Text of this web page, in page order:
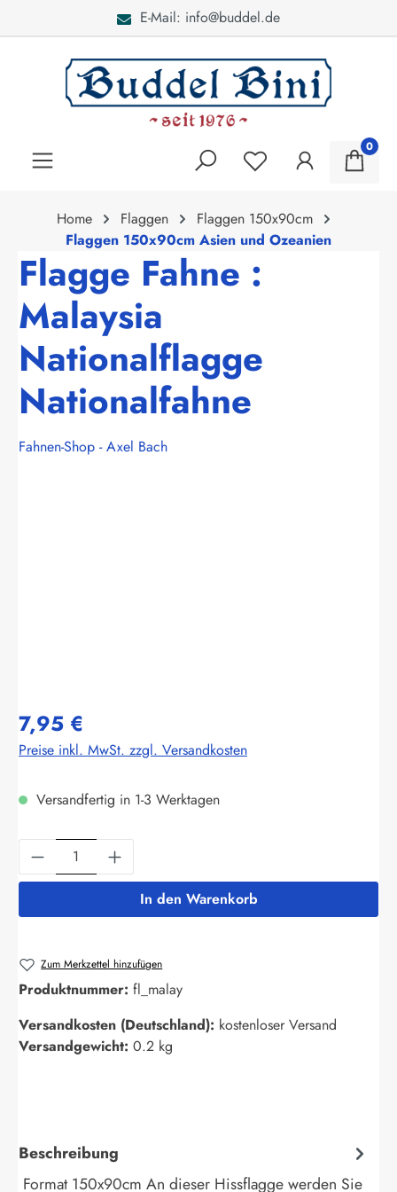
E-Mail: info@buddel.de
0
Home Flaggen
Flaggen 150x90cm
Flaggen 150x90cm Asien und Ozeanien
Flagge Fahne :
Malaysia
Nationalflagge
Nationalfahne
Fahnen-Shop - Axel Bach
7,95 €
Preise inkl. MwSt. zzgl. Versandkosten
Versandfertig in 1-3 Werktagen
Produkt Anzahl: Gib den gewünschten
In den Warenkorb
Zum Merkzettel hinzufügen
Produktnummer: fl_malay
Versandkosten (Deutschland): kostenloser Versand
Versandgewicht: 0.2 kg
Beschreibung
Format 150x90cm An dieser Hissflagge werden Sie